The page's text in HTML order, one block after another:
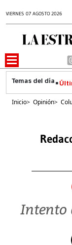
VIERNES 07 AGOSTO 2026
Inicio> Opinión>
Intento